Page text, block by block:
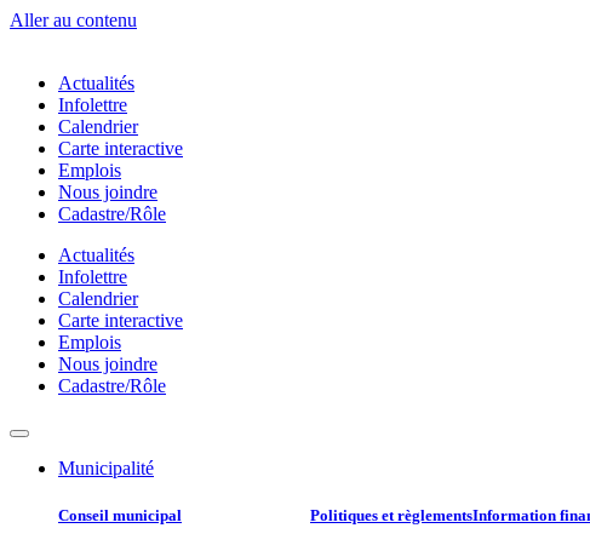
Aller au contenu
Actualités
Infolettre
Calendrier
Carte interactive
Emplois
Nous joindre
Cadastre/Rôle
Actualités
Infolettre
Calendrier
Carte interactive
Emplois
Nous joindre
Cadastre/Rôle
Municipalité
Conseil municipal​ Politiques et règlements​Information